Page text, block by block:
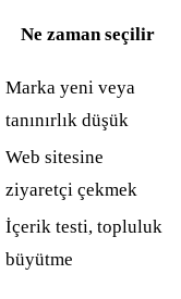
Ne zaman seçilir
Marka yeni veya
tanınırlık düşük
Web sitesine
ziyaretçi çekmek
İçerik testi, topluluk
büyütme